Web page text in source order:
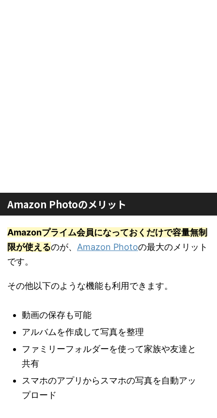
Amazon Photoのメリット
Amazonプライム会員になっておくだけで容量無制
限が使えるのが、 Amazon Photoの最大のメリット
です。
その他以下のような機能も利用できます。
動画の保存も可能
アルバムを作成して写真を整理
ファミリーフォルダーを使って家族や友達と
共有
スマホのアプリからスマホの写真を自動アッ
プロード